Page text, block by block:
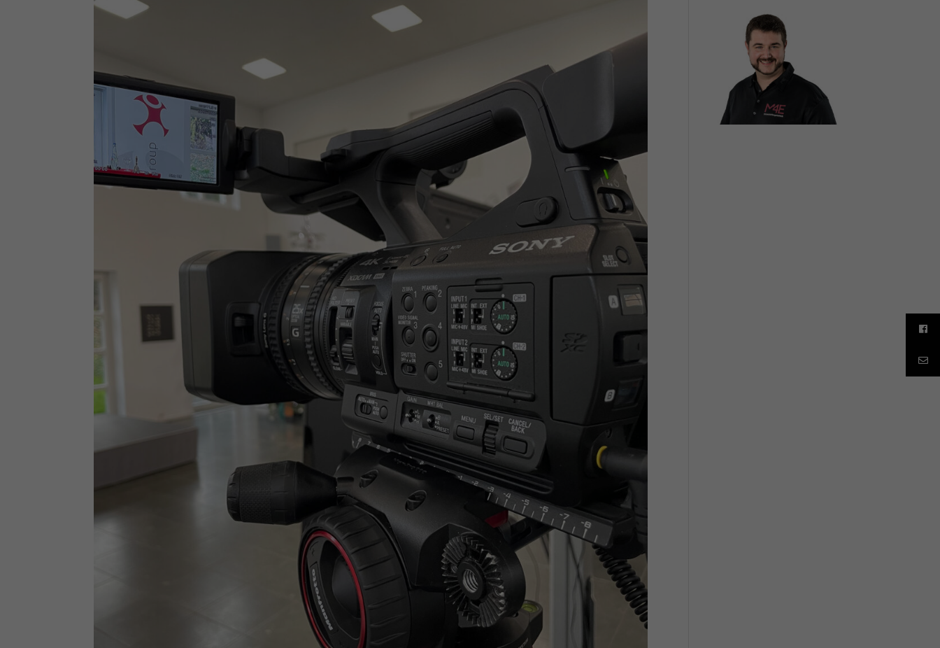
Essenzielle Cookies ermöglichen grundlegende Funktionen und sind für die einwandfreie
Cookie-Informationen anzeigen
Statistiken (2)
Statistik Cookies erfassen Informationen anonym. Diese Informationen helfen uns zu
verstehen, wie unsere Besucher unsere Website nutzen.
Cookie-Informationen anzeigen
powered by Borlabs Cookie Datenschutzerklärung Impressum